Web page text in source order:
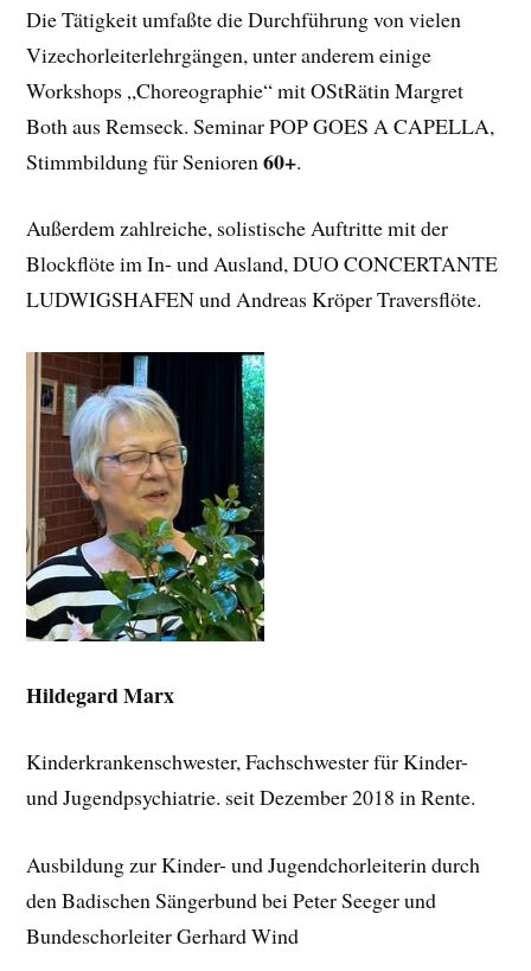
Die Tätigkeit umfaßte die Durchführung von vielen
Vizechorleiterlehrgängen, unter anderem einige
Workshops „Choreographie“ mit OStRätin Margret
Both aus Remseck. Seminar POP GOES A CAPELLA,
Stimmbildung für Senioren 60+.
Außerdem zahlreiche, solistische Auftritte mit der
Blockflöte im In- und Ausland, DUO CONCERTANTE
LUDWIGSHAFEN und Andreas Kröper Traversflöte.
Hildegard Marx
Kinderkrankenschwester, Fachschwester für Kinder-
und Jugendpsychiatrie. seit Dezember 2018 in Rente.
Ausbildung zur Kinder- und Jugendchorleiterin durch
den Badischen Sängerbund bei Peter Seeger und
Bundeschorleiter Gerhard Wind